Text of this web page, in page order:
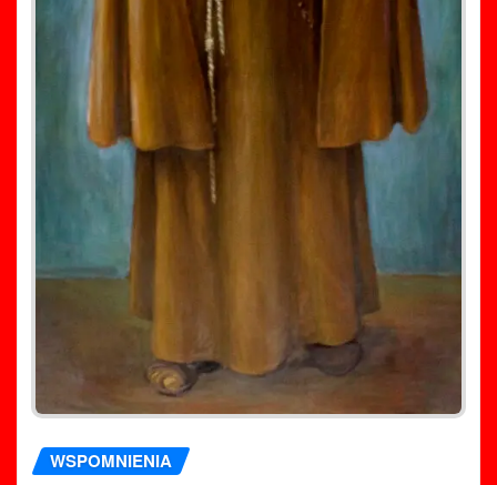
WSPOMNIENIA